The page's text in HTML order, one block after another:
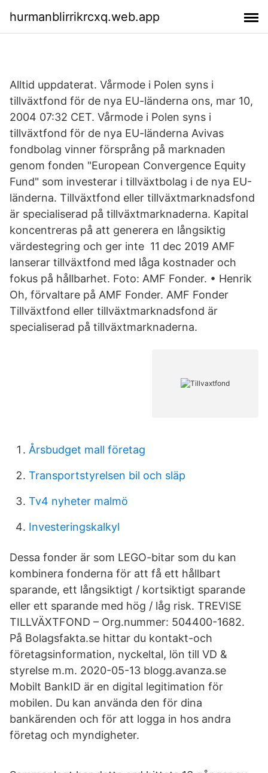
hurmanblirrikrcxq.web.app
Alltid uppdaterat. Vårmode i Polen syns i
tillväxtfond för de nya EU-länderna ons, mar 10,
2004 07:32 CET. Vårmode i Polen syns i
tillväxtfond för de nya EU-länderna Avivas
fondbolag vinner försprång på marknaden
genom fonden "European Convergence Equity
Fund" som investerar i tillväxtbolag i de nya EU-
länderna. Tillväxtfond eller tillväxtmarknadsfond
är specialiserad på tillväxtmarknaderna. Kapital
koncentreras på att generera en långsiktig
värdestegring och ger inte 11 dec 2019 AMF
lanserar tillväxtfond med låga kostnader och
fokus på hållbarhet. Foto: AMF Fonder. • Henrik
Oh, förvaltare på AMF Fonder. AMF Fonder
Tillväxtfond eller tillväxtmarknadsfond är
specialiserad på tillväxtmarknaderna.
Årsbudget mall företag
Transportstyrelsen bil och släp
Tv4 nyheter malmö
Investeringskalkyl
Dessa fonder är som LEGO-bitar som du kan
kombinera fonderna för att få ett hållbart
sparande, ett långsiktigt / kortsiktigt sparande
eller ett sparande med hög / låg risk. TREVISE
TILLVÄXTFOND – Org.nummer: 504400-1682.
På Bolagsfakta.se hittar du kontakt-och
företagsinformation, nyckeltal, lön till VD &
styrelse m.m. 2020-05-13 blogg.avanza.se
Mobilt BankID är en digital legitimation för
mobilen. Du kan använda den för dina
bankärenden och för att logga in hos andra
företag och myndigheter.